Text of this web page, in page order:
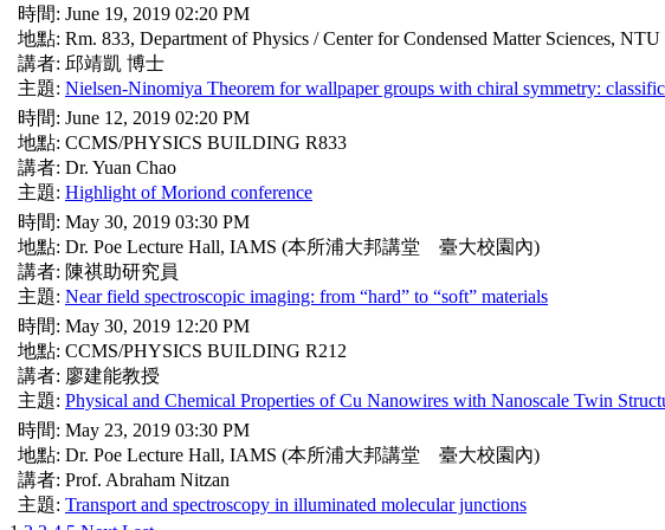
時間: June 19, 2019 02:20 PM
地點: Rm. 833, Department of Physics / Center for Condensed Matter Sciences, NTU
講者: 邱靖凱 博士
主題: Nielsen-Ninomiya Theorem for wallpaper groups with chiral symmetry:
時間: June 12, 2019 02:20 PM
地點: CCMS/PHYSICS BUILDING R833
講者: Dr. Yuan Chao
主題: Highlight of Moriond conference
時間: May 30, 2019 03:30 PM
地點: Dr. Poe Lecture Hall, IAMS (本所浦大邦講堂 臺大校園內)
講者: 陳祺助研究員
主題: Near field spectroscopic imaging: from “hard” to “soft” materials
時間: May 30, 2019 12:20 PM
地點: CCMS/PHYSICS BUILDING R212
講者: 廖建能教授
主題: Physical and Chemical Properties of Cu Nanowires with Nanoscale Twin
時間: May 23, 2019 03:30 PM
地點: Dr. Poe Lecture Hall, IAMS (本所浦大邦講堂 臺大校園內)
講者: Prof. Abraham Nitzan
主題: Transport and spectroscopy in illuminated molecular junctions